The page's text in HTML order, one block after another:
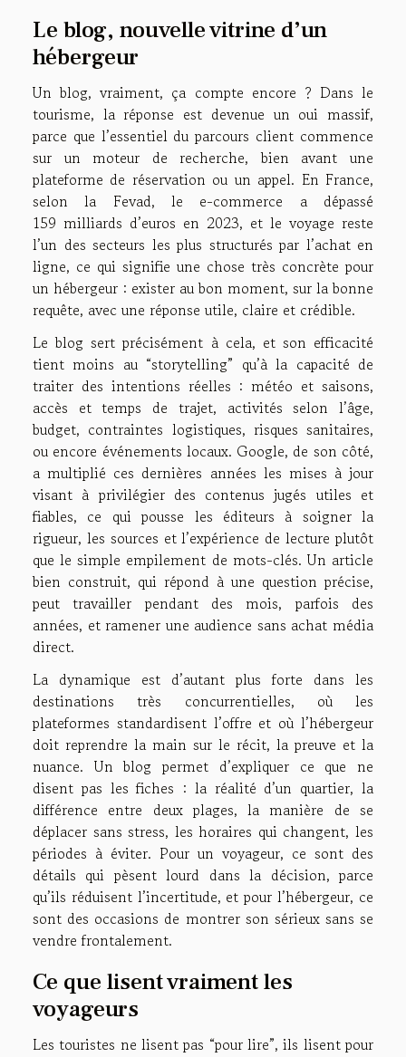
Le blog, nouvelle vitrine d’un
hébergeur
Un blog, vraiment, ça compte encore ? Dans le
tourisme, la réponse est devenue un oui massif,
parce que l’essentiel du parcours client commence
sur un moteur de recherche, bien avant une
plateforme de réservation ou un appel. En France,
selon la Fevad, le e-commerce a dépassé
159 milliards d’euros en 2023, et le voyage reste
l’un des secteurs les plus structurés par l’achat en
ligne, ce qui signifie une chose très concrète pour
un hébergeur : exister au bon moment, sur la bonne
requête, avec une réponse utile, claire et crédible.
Le blog sert précisément à cela, et son efficacité
tient moins au “storytelling” qu’à la capacité de
traiter des intentions réelles : météo et saisons,
accès et temps de trajet, activités selon l’âge,
budget, contraintes logistiques, risques sanitaires,
ou encore événements locaux. Google, de son côté,
a multiplié ces dernières années les mises à jour
visant à privilégier des contenus jugés utiles et
fiables, ce qui pousse les éditeurs à soigner la
rigueur, les sources et l’expérience de lecture plutôt
que le simple empilement de mots-clés. Un article
bien construit, qui répond à une question précise,
peut travailler pendant des mois, parfois des
années, et ramener une audience sans achat média
direct.
La dynamique est d’autant plus forte dans les
destinations très concurrentielles, où les
plateformes standardisent l’offre et où l’hébergeur
doit reprendre la main sur le récit, la preuve et la
nuance. Un blog permet d’expliquer ce que ne
disent pas les fiches : la réalité d’un quartier, la
différence entre deux plages, la manière de se
déplacer sans stress, les horaires qui changent, les
périodes à éviter. Pour un voyageur, ce sont des
détails qui pèsent lourd dans la décision, parce
qu’ils réduisent l’incertitude, et pour l’hébergeur, ce
sont des occasions de montrer son sérieux sans se
vendre frontalement.
Ce que lisent vraiment les
voyageurs
Les touristes ne lisent pas “pour lire”, ils lisent pour